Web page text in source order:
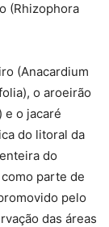
(Rhizophora
(Anacardium
o aroeirão
e o jacaré
do litoral da
do
como parte de
pelo
das áreas